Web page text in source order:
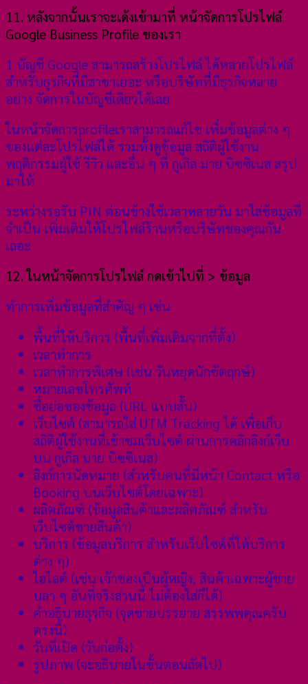
11. หลังจากนั้นเราจะเด้งเข้ามาที่ หน้าจัดการโปรไฟล์
Google Business Profile ของเรา
1 บัญชี Google สามารถสร้างโปรไฟล์ ได้หลายโปรไฟล์
สำหรับธุรกิจที่มีสาขาเยอะ หรือบริษัทที่มีธุรกิจหลาย
อย่าง จัดการในบัญชีเดียวได้เลย
ในหน้าจัดการprofileเราสามารถแก้ไข เพิ่มข้อมูลต่าง ๆ
ของแต่ละโปรไฟล์ได้ รวมทั้งดูข้อมูล สถิติผู้ใช้งาน
พฤติกรรมผู้ใช้ รีวิว และอื่น ๆ ที่ กูเกิล มาย บิซซิเนส สรุป
มาให้
ระหว่างรอรับ PIN ค่อนข้างใช้เวลาหลายวัน มาใส่ข้อมูลที่
จำเป็น เพิ่มเติมให้โปรไฟล์ร้านหรือบริษัทของคุณกัน
เถอะ
12. ในหน้าจัดการโปรไฟล์ กดเข้าไปที่ > ข้อมูล
ทำการเพิ่มข้อมูลที่สำคัญ ๆ เช่น
พื้นที่ให้บริการ (พื้นที่เพิ่มเติมจากที่ตั้ง)
เวลาทำการ
เวลาทำการพิเศษ (เช่น วันหยุดนักขัตฤกษ์)
หมายเลขโทรศัพท์
ชื่อย่อของข้อมูล (URL แบบสั้น)
เว็บไซต์ (สามารถใส่ UTM Tracking ได้ เพื่อเก็บ
สถิติผู้ใช้งานที่เข้าชมเว็บไซต์ ผ่านการคลิกลิงก์เว็บ
บน กูเกิล มาย บิซซิเนส)
ลิงก์การนัดหมาย (สำหรับคนที่มีหน้า Contact หรือ
Booking บนเว็บไซต์โดยเฉพาะ)
ผลิตภัณฑ์ (ข้อมูลสินค้าและผลิตภัณฑ์ สำหรับ
เว็บไซต์ขายสินค้า)
บริการ (ข้อมูลบริการ สำหรับเว็บไซต์ที่ให้บริการ
ต่าง ๆ)
ไฮไลต์ (เช่น เจ้าของเป็นผู้หญิง, สินค้าเฉพาะผู้ชาย
บลา ๆ อันที่จริงส่วนนี้ ไม่ต้องใส่ก็ได้)
คำอธิบายธุรกิจ (จุดขายบรรยาย สรรพพคุณครับ
ตรงนี้)
วันที่เปิด (วันก่อตั้ง)
รูปภาพ (จะอธิบายในขั้นตอนถัดไป)